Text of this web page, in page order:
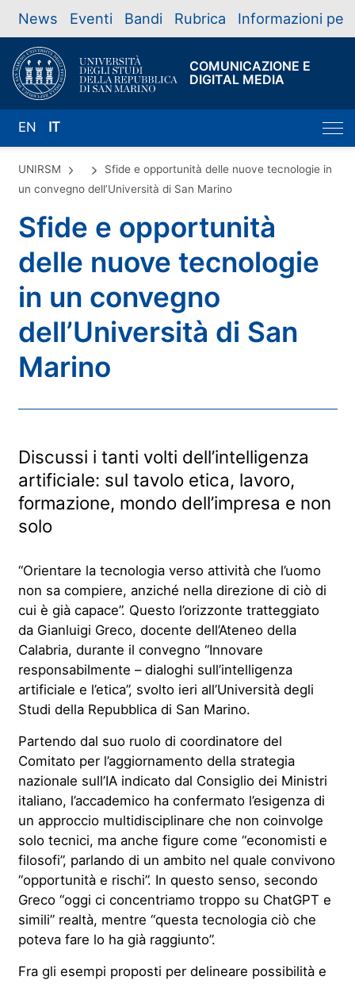
News Eventi Bandi Rubrica Informazioni per
COMUNICAZIONE E
DIGITAL MEDIA
EN IT
UNIRSM
Sfide e opportunità delle nuove tecnologie in
un convegno dell’Università di San Marino
Sfide e opportunità
delle nuove tecnologie
in un convegno
dell’Università di San
Marino
Discussi i tanti volti dell’intelligenza
artificiale: sul tavolo etica, lavoro,
formazione, mondo dell’impresa e non
solo
“Orientare la tecnologia verso attività che l’uomo
non sa compiere, anziché nella direzione di ciò di
cui è già capace”. Questo l’orizzonte tratteggiato
da Gianluigi Greco, docente dell’Ateneo della
Calabria, durante il convegno “Innovare
responsabilmente – dialoghi sull’intelligenza
artificiale e l’etica”, svolto ieri all’Università degli
Studi della Repubblica di San Marino.
Partendo dal suo ruolo di coordinatore del
Comitato per l’aggiornamento della strategia
nazionale sull’IA indicato dal Consiglio dei Ministri
italiano, l’accademico ha confermato l’esigenza di
un approccio multidisciplinare che non coinvolge
solo tecnici, ma anche figure come “economisti e
filosofi”, parlando di un ambito nel quale convivono
“opportunità e rischi”. In questo senso, secondo
Greco “oggi ci concentriamo troppo su ChatGPT e
simili” realtà, mentre “questa tecnologia ciò che
poteva fare lo ha già raggiunto”.
Fra gli esempi proposti per delineare possibilità e